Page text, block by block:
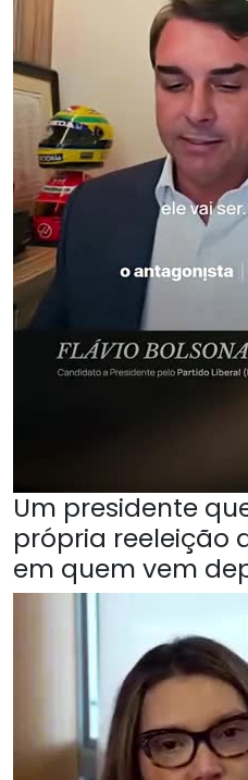
Um presidente
própria reeleição
em quem vem